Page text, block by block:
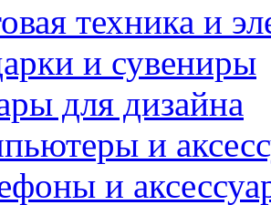
техника и
и сувениры
для дизайна
и
и